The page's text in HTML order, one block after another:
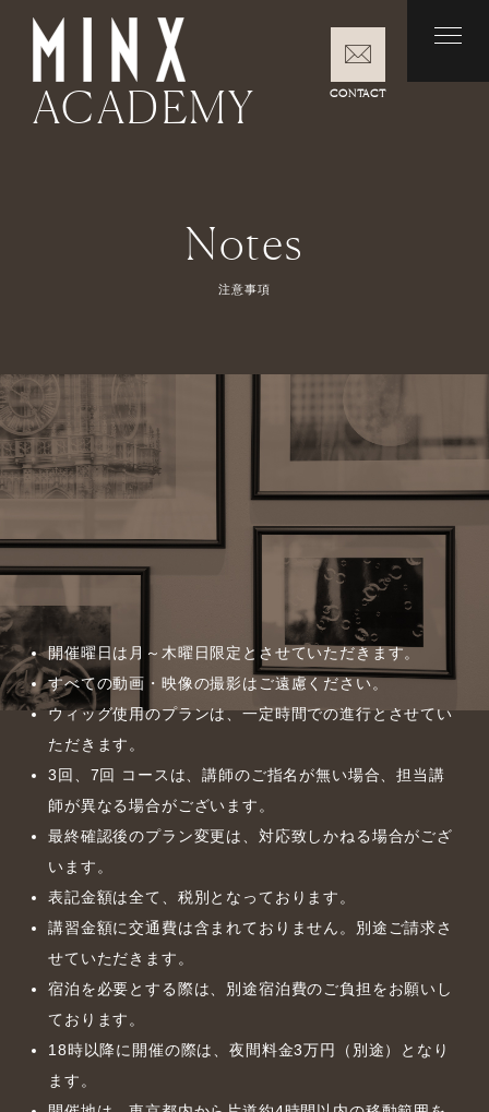
ACADEMY CONTACT
Notes
注意事項
開催曜日は月～木曜日限定とさせていただきます。
すべての動画・映像の撮影はご遠慮ください。
ウィッグ使用のプランは、一定時間での進行とさせてい
ただきます。
3回、7回 コースは、講師のご指名が無い場合、担当講
師が異なる場合がございます。
最終確認後のプラン変更は、対応致しかねる場合がござ
います。
表記金額は全て、税別となっております。
講習金額に交通費は含まれておりません。別途ご請求さ
せていただきます。
宿泊を必要とする際は、別途宿泊費のご負担をお願いし
ております。
18時以降に開催の際は、夜間料金3万円（別途）となり
ます。